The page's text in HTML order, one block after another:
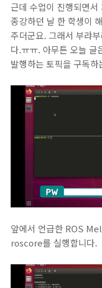
근데 수업이 진행되면
종강하던 날 한 학생이
주더군요. 그래서 부랴
다.ㅠㅠ. 아무튼 오늘 글
발행하는 토픽을 구독
앞에서 언급한 ROS
roscore를 실행합니다.